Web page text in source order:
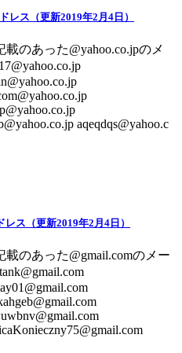
レス（更新2019年2月4日）
のあった@yahoo.co.jpのメ
aqeqdqs@yahoo.c
ス（更新2019年2月4日）
のあった@gmail.comのメー